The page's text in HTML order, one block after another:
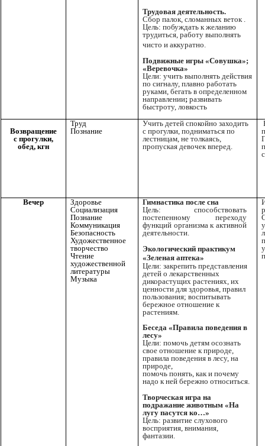
Трудовая деятельность.
Сбор палок, сломанных веток .
Цель: побуждать к желанию
трудиться, работу выполнять
чисто и аккуратно.
Подвижные игры «Совушка»;
«Веревочка»
Цели: учить выполнять действия
по сигналу, плавно работать
руками, бегать в определенном
направлении; развивать
быстроту, ловкость
Возвращение
с прогулки,
обед, кгн
Труд
Познание
Учить детей спокойно заходить
с прогулки, подниматься по
лестницам, не толкаясь,
пропуская девочек вперед.
Вечер
Здоровье
Социализация
Познание
Коммуникация
Безопасность
Художественное
творчество
Чтение
художественной
литературы
Музыка
Гимнастика после сна
Цель: способствовать
постепенному переходу
функций организма к активной
деятельности.
Экологический практикум
«Зеленая аптека»
Цели: закрепить представления
детей о лекарственных
дикорастущих растениях, их
ценности для здоровья, правил
пользования; воспитывать
бережное отношение к
растениям.
Беседа «Правила поведения в
лесу»
Цели: помочь детям осознать
свое отношение к природе,
правила поведения в лесу, на
природе,
помочь понять, как и почему
надо к ней бережно относиться.
Творческая игра на
подражание животным «На
лугу пасутся ко…»
Цель: развитие слухового
восприятия, внимания,
фантазии.